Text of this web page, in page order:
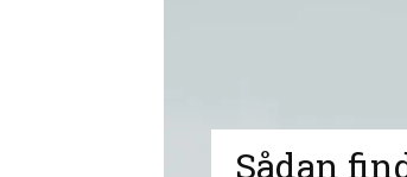
Sådan